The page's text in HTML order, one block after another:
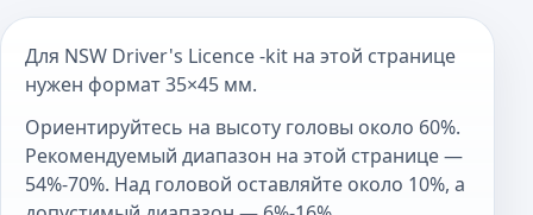
Для NSW Driver's Licence -kit на этой странице
нужен формат 35×45 мм.
Ориентируйтесь на высоту головы около 60%.
Рекомендуемый диапазон на этой странице —
54%-70%. Над головой оставляйте около 10%, а